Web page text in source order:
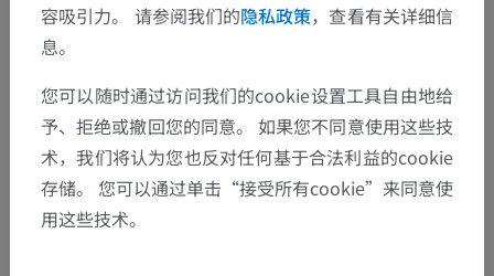
人体神经解剖学
翻译
容吸引力。 请参阅我们的隐私政策，查看有关详细信
息。
您可以随时通过访问我们的cookie设置工具自由地给
予、拒绝或撤回您的同意。 如果您不同意使用这些技
术，我们将认为您也反对任何基于合法利益的cookie
存储。 您可以通过单击“接受所有cookie”来同意使
用这些技术。